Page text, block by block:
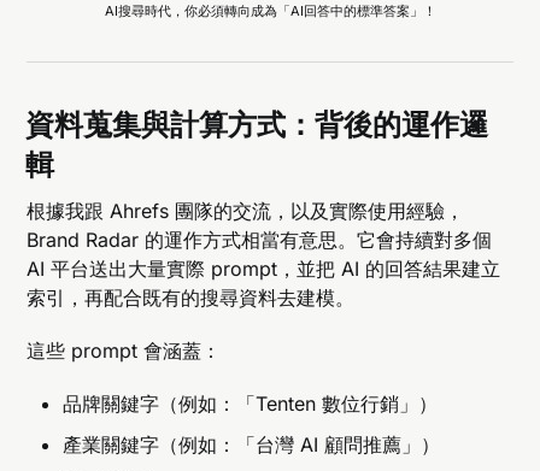
AI搜尋時代，你必須轉向成為「AI回答中的標準答案」！
資料蒐集與計算方式：背後的運作邏
輯
根據我跟 Ahrefs 團隊的交流，以及實際使用經驗，
Brand Radar 的運作方式相當有意思。它會持續對多個
AI 平台送出大量實際 prompt，並把 AI 的回答結果建立
索引，再配合既有的搜尋資料去建模。
這些 prompt 會涵蓋：
品牌關鍵字（例如：「Tenten 數位行銷」）
產業關鍵字（例如：「台灣 AI 顧問推薦」）